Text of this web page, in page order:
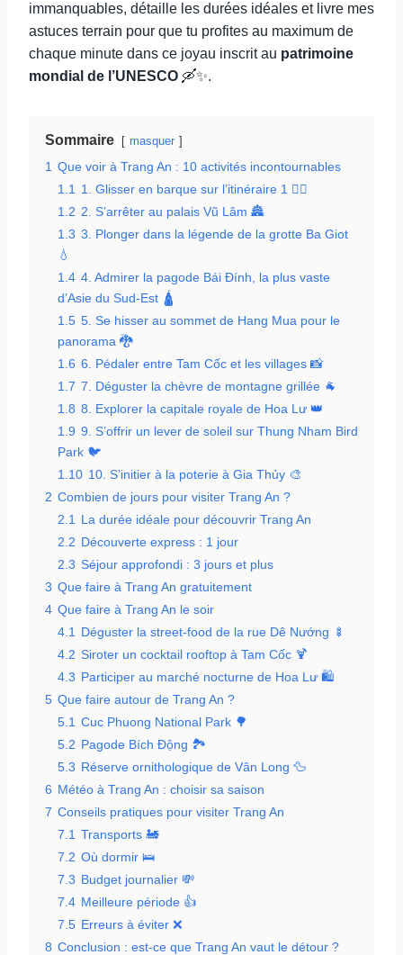
immanquables, détaille les durées idéales et livre mes
astuces terrain pour que tu profites au maximum de
chaque minute dans ce joyau inscrit au patrimoine
mondial de l’UNESCO 🛶✨.
Sommaire masquer
1 Que voir à Trang An : 10 activités incontournables
1.1
1. Glisser en barque sur l’itinéraire 1 🚣‍♀️
1.2 2. S’arrêter au palais Vũ Lâm 🏯
1.3 3. Plonger dans la légende de la grotte Ba Giot
💧
1.4 4. Admirer la pagode Bái Đính, la plus vaste
d’Asie du Sud-Est 🛕
1.5 5. Se hisser au sommet de Hang Mua pour le
panorama 🐉
1.6 6. Pédaler entre Tam Cốc et les villages 📸
1.7 7. Déguster la chèvre de montagne grillée 🐐
1.8 8. Explorer la capitale royale de Hoa Lư 👑
1.9 9. S’offrir un lever de soleil sur Thung Nham Bird
Park 🐦
1.10 10. S’initier à la poterie à Gia Thủy 🎨
2 Combien de jours pour visiter Trang An ?
2.1
La durée idéale pour découvrir Trang An
2.2 Découverte express : 1 jour
2.3 Séjour approfondi : 3 jours et plus
3 Que faire à Trang An gratuitement
4 Que faire à Trang An le soir
4.1
Déguster la street-food de la rue Dê Nướng 🍢
4.2 Siroter un cocktail rooftop à Tam Cốc 🍹
4.3 Participer au marché nocturne de Hoa Lư 🛍️
5 Que faire autour de Trang An ?
5.1 Cuc Phuong National Park 🌳
5.2 Pagode Bích Động 🏞️
5.3 Réserve ornithologique de Vân Long 🦆
6 Météo à Trang An : choisir sa saison
7 Conseils pratiques pour visiter Trang An
7.1 Transports 🚂
7.2 Où dormir 🛌
7.3 Budget journalier 💸
7.4 Meilleure période 👍
7.5 Erreurs à éviter ❌
8 Conclusion : est-ce que Trang An vaut le détour ?